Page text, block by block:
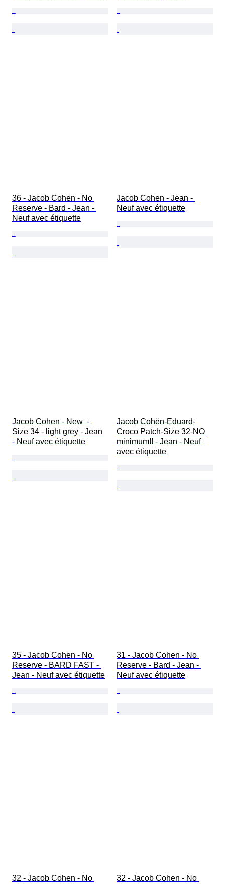
36 - Jacob Cohen - No
Reserve - Bard - Jean -
Neuf avec étiquette
Jacob Cohen - Jean -
Neuf avec étiquette
Jacob Cohen - New  -
Size 34 - light grey - Jean
- Neuf avec étiquette
Jacob Cohën-Eduard-
Croco Patch-Size 32-NO
minimum!! - Jean - Neuf
avec étiquette
35 - Jacob Cohen - No
Reserve - BARD FAST -
Jean - Neuf avec étiquette
31 - Jacob Cohen - No
Reserve - Bard - Jean -
Neuf avec étiquette
32 - Jacob Cohen - No 32 - Jacob Cohen - No